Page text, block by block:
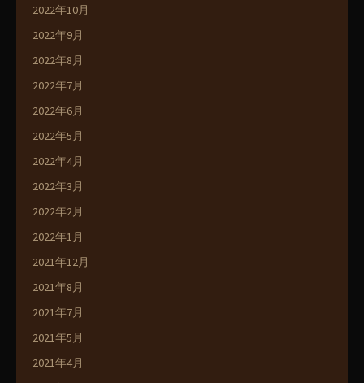
2022年10月
2022年9月
2022年8月
2022年7月
2022年6月
2022年5月
2022年4月
2022年3月
2022年2月
2022年1月
2021年12月
2021年8月
2021年7月
2021年5月
2021年4月